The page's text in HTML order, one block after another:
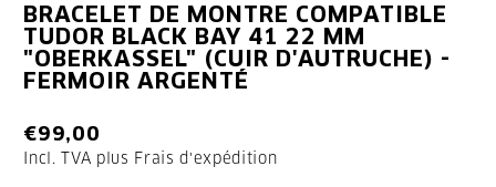
BRACELET DE MONTRE COMPATIBLE
TUDOR BLACK BAY 41 22 MM
"OBERKASSEL" (CUIR D'AUTRUCHE) -
FERMOIR ARGENTÉ
€99,00
Incl. TVA plus Frais d'expédition